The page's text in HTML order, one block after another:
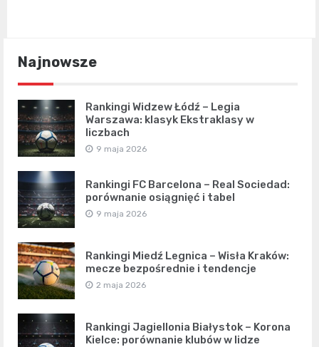
Najnowsze
Rankingi Widzew Łódź – Legia
Warszawa: klasyk Ekstraklasy w
liczbach
9 maja 2026
Rankingi FC Barcelona – Real Sociedad:
porównanie osiągnięć i tabel
9 maja 2026
Rankingi Miedź Legnica – Wisła Kraków:
mecze bezpośrednie i tendencje
2 maja 2026
Rankingi Jagiellonia Białystok – Korona
Kielce: porównanie klubów w lidze